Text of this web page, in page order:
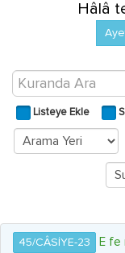
Hâlâ
Listeye Ekle
45/CÂSİYE-23
E fe